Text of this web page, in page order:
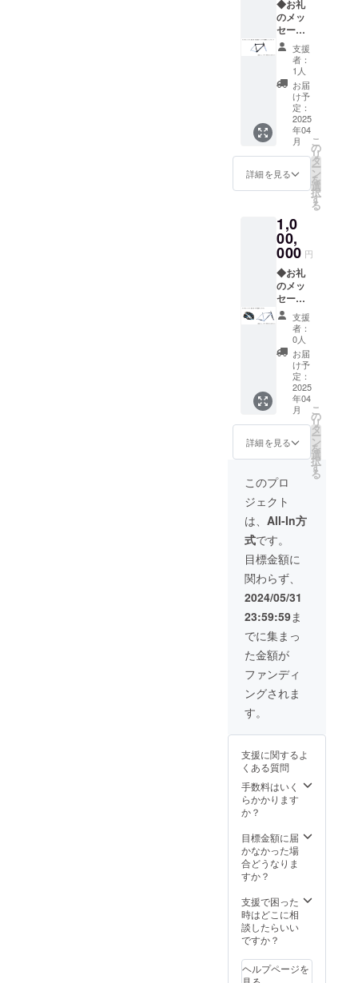
のほど
よろし
くお願
いいた
しま
す。
能で
す。 そ
の際、
レー
サー
キャッ
プと
ロード
ジャー
ジの枚
数につ
いて
は、
50,000
円ごと
に各1枚
ますの
で、予
めご了
承くだ
さい。
何卒、
ご協力
のほど
よろし
くお願
いいた
しま
す。
分） ・
施工
例：下
地、塗
装（プ
ロ選手
のレプ
リカ）
https://
www.fa
cebook.
com/m
edia/set
/?
set=a.4
901083
81&typ
e=3 ※画
像はイ
メージ
です。
実際の
施工と
は異な
りま
す。 ※
工場再
開後か
ら使え
るもの
を発行
いたし
ます。
（有効
期限：3
年間）
※クーポ
ンの利
用金額
に満た
ない場
合は、
差額は
無効と
なり、
おつり
はでま
せん。
なお、
支援画
面に
て、支
援金額
の上乗
す。 そ
クーポ
ンにつ
いて
は、支
援金額
わら
ず、お
一人様1
枚まで
ますの
で、予
めご了
承くだ
何卒、
ご協力
ロゴ掲
載可）
をご記
入くだ
さい。
お名前
の掲載
不要の
場合
は、そ
の旨ご
記入く
ださ
い。 ◆
フレー
ムペイ
クーポ
ン
（150,0
00円相
当分）
・施工
例：剥
離、下
地、塗
装（単
色＋ロ
ゴ1種類
＋ヘッ
ドマー
ク）
https://
katsuri.
com/ar
chives/
13215 ※
画像は
イメー
ジで
す。実
際の施
工とは
異なり
ます。
※工場再
開後か
ら使え
るもの
を発行
いたし
ます。
（有効
期限：3
年間）
用金額
ない場
合は、
差額は
無効と
なり、
はでま
せん。
なお、
支援画
て、支
援金額
の上乗
せが可
す。 そ
の際、
◆お礼
のメッ
セージ
と活動
報告 ◆
お名前
の掲載
・掲載
期間：
2024年
8月から
1年間
・掲載
方法：
備考欄
に記載
される
お名前
（文字
または
ロゴ掲
載可）
をご記
入くだ
さい。
お名前
の掲載
不要の
場合
は、そ
の旨ご
記入く
ださ
い。 ◆
フレー
ムペイ
ント
クーポ
ン
（250,0
00円相
当分）
・施工
例：剥
離、下
地、塗
装（4色
塗分け
＋ロゴ3
種類＋
ヘッド
マー
ク）
https://
com/m
/?
set=a.7
507567
583396
09&typ
像はイ
メージ
です。
実際の
は異な
りま
す。 ※
工場再
ら使え
るもの
支援
者：
1人
お届
け予
定：
2025
年04
月
詳細を見る
こ
の
リ
タ
ー
ン
を
選
択
す
る
1,0
00,
000 円
◆お礼
のメッ
セージ
と活動
報告 ◆
お名前
の掲載
・掲載
期間：
2024年
8月から
1年間
・掲載
方法：
備考欄
に記載
を希望
される
お名前
（文字
または
ロゴ掲
載可）
をご記
入くだ
さい。
お名前
の掲載
不要の
場合
は、そ
の旨ご
記入く
ださ
メット
レーム
ペイン
トクー
ポン
（500,0
当分）
・ヘル
メット
施工
地、塗
装（プ
ロ選手
のレプ
https://
www.fa
支援
者：
0人
お届
け予
定：
2025
年04
月
詳細を見る
こ
の
リ
タ
ー
ン
を
選
択
す
る
このプロ
ジェクト
は、 All-In方
式です。
目標金額に
関わらず、
2024/05/31
23:59:59ま
でに集まっ
た金額が
ファンディ
ングされま
す。
支援に関するよ
くある質問
手数料はいく
らかかります
か？
目標金額に届
かなかった場
合どうなりま
すか？
支援で困った
時はどこに相
談したらいい
ですか？
ヘルプページを